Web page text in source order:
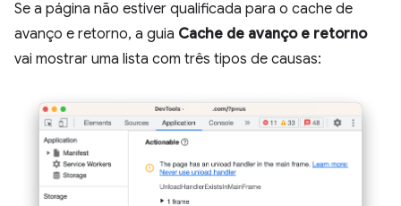
Se a página não estiver qualificada para o cache de
avanço e retorno, a guia Cache de avanço e retorno
vai mostrar uma lista com três tipos de causas: